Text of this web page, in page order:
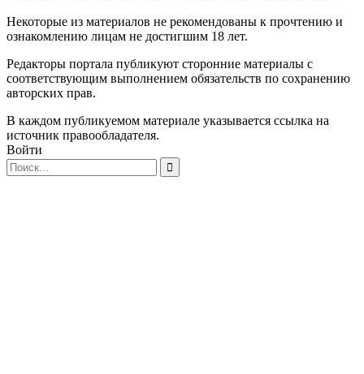
Некоторые из материалов не рекомендованы к прочтению и
ознакомлению лицам не достигшим 18 лет.
Редакторы портала публикуют сторонние материалы с
соответствующим выполнением обязательств по сохранению
авторских прав.
В каждом публикуемом материале указывается ссылка на
источник правообладателя.
Войти